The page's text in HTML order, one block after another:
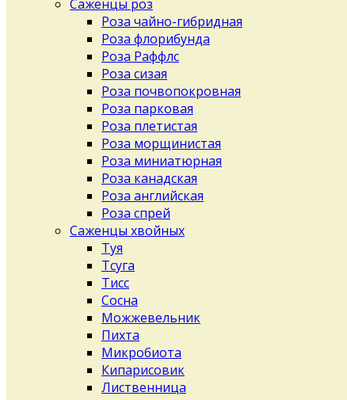
Саженцы роз
Роза чайно-гибридная
Роза флорибунда
Роза Раффлс
Роза сизая
Роза почвопокровная
Роза парковая
Роза плетистая
Роза морщинистая
Роза миниатюрная
Роза канадская
Роза английская
Роза спрей
Саженцы хвойных
Туя
Тсуга
Тисс
Сосна
Можжевельник
Пихта
Микробиота
Кипарисовик
Лиственница